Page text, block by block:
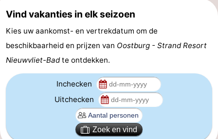
Vind vakanties in elk seizoen
Kies uw aankomst- en vertrekdatum om de
beschikbaarheid en prijzen van Oostburg - Strand Resort
Nieuwvliet-Badte ontdekken.
Inchecken
Uitchecken
Zoek en vind